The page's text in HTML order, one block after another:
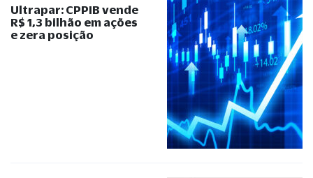
Ultrapar: CPPIB vende
R$ 1,3 bilhão em ações
e zera posição